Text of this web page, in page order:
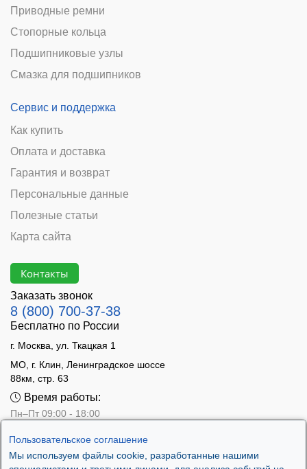
Пользовательское соглашение
Мы используем файлы cookie, разработанные нашими
Приводные ремни
Стопорные кольца
Подшипниковые узлы
Смазка для подшипников
Сервис и поддержка
Как купить
Оплата и доставка
Гарантия и возврат
Персональные данные
Полезные статьи
Карта сайта
Контакты
Заказать звонок
8 (800) 700-37-38
Бесплатно по России
г. Москва, ул. Ткацкая 1
МО, г. Клин, Ленинградское шоссе
88км, стр. 63
Время работы:
Пн–Пт 09:00 - 18:00
Вс - выходной